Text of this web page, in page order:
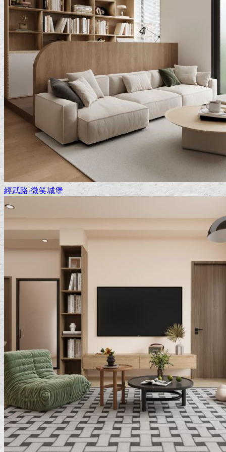
經武路-微笑城堡